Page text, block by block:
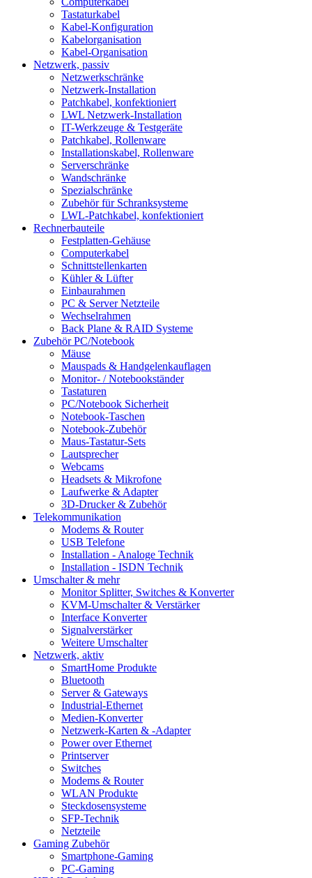
Tastaturkabel
Kabel-Konfiguration
Kabelorganisation
Kabel-Organisation
Netzwerk, passiv
Netzwerkschränke
Netzwerk-Installation
Patchkabel, konfektioniert
LWL Netzwerk-Installation
IT-Werkzeuge & Testgeräte
Patchkabel, Rollenware
Installationskabel, Rollenware
Serverschränke
Wandschränke
Spezialschränke
Zubehör für Schranksysteme
LWL-Patchkabel, konfektioniert
Rechnerbauteile
Festplatten-Gehäuse
Computerkabel
Schnittstellenkarten
Kühler & Lüfter
Einbaurahmen
PC & Server Netzteile
Wechselrahmen
Back Plane & RAID Systeme
Zubehör PC/Notebook
Mäuse
Mauspads & Handgelenkauflagen
Monitor- / Notebookständer
Tastaturen
PC/Notebook Sicherheit
Notebook-Taschen
Notebook-Zubehör
Maus-Tastatur-Sets
Lautsprecher
Webcams
Headsets & Mikrofone
Laufwerke & Adapter
3D-Drucker & Zubehör
Telekommunikation
Modems & Router
USB Telefone
Installation - Analoge Technik
Installation - ISDN Technik
Umschalter & mehr
Monitor Splitter, Switches & Konverter
KVM-Umschalter & Verstärker
Interface Konverter
Signalverstärker
Weitere Umschalter
Netzwerk, aktiv
SmartHome Produkte
Bluetooth
Server & Gateways
Industrial-Ethernet
Medien-Konverter
Netzwerk-Karten & -Adapter
Power over Ethernet
Printserver
Switches
Modems & Router
WLAN Produkte
Steckdosensysteme
SFP-Technik
Netzteile
Gaming Zubehör
Smartphone-Gaming
PC-Gaming